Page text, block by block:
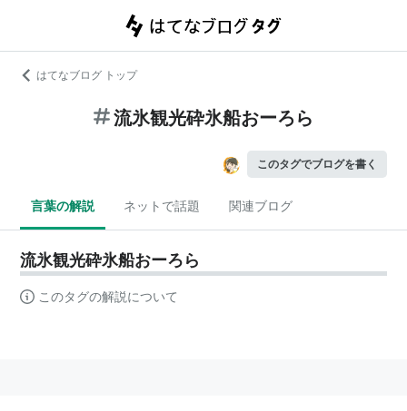
はてなブログ トップ
流氷観光砕氷船おーろら
このタグでブログを書く
言葉の解説 ネットで話題 関連ブログ
流氷観光砕氷船おーろら
このタグの解説について